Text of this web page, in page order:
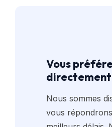
Vous
directement
Nous sommes
vous